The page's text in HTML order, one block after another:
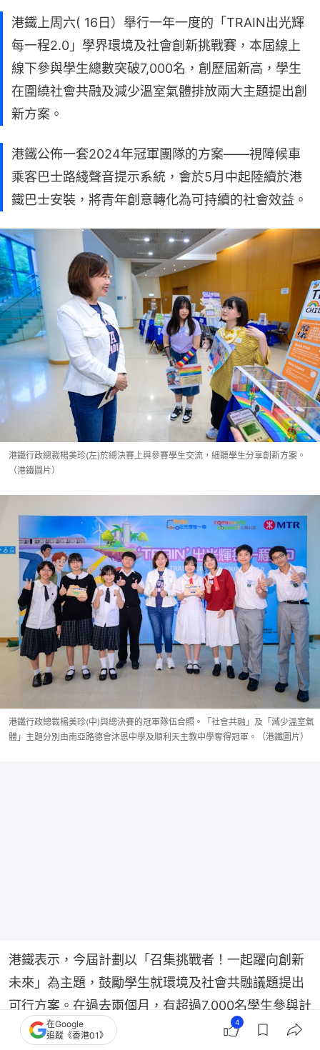
港鐵上周六( 16日）舉行一年一度的「TRAIN出光輝
每一程2.0」學界環境及社會創新挑戰賽，本屆線上
線下參與學生總數突破7,000名，創歷屆新高，學生
在圍繞社會共融及減少溫室氣體排放兩大主題提出創
新方案。
港鐵公佈一套2024年冠軍團隊的方案——視障候車
乘客巴士路綫聲音提示系統，會於5月中起陸續於港
鐵巴士安裝，將青年創意轉化為可持續的社會效益。
港鐵行政總裁楊美珍(左)於總決賽上與參賽學生交流，細聽學生分享創新方案。
（港鐵圖片）
港鐵行政總裁楊美珍(中)與總決賽的冠軍隊伍合照。「社會共融」及「減少溫室氣
體」主題分別由南亞路德會沐恩中學及順利天主教中學奪得冠軍。（港鐵圖片）
港鐵表示，今屆計劃以「召集挑戰者！一起躍向創新
未來」為主題，鼓勵學生就環境及社會共融議題提出
可行方案。在過去兩個月，有超過7,000名學生參與計
劃下的網上課程，其後部分學生進一步組隊參加創新
在Google
追蹤《香港01》
4